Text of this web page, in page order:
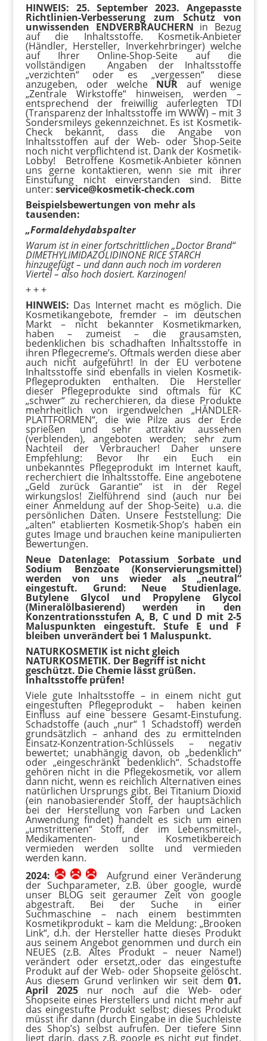
HINWEIS: 25. September 2023. Angepasste
Richtlinien-Verbesserung zum Schutz von
unwissenden ENDVERBRAUCHERN in Bezug
auf die Inhaltsstoffe. Kosmetik-Anbieter
(Händler, Hersteller, Inverkehrbringer) welche
auf Ihrer Online-Shop-Seite auf die
vollständigen Angaben der Inhaltsstoffe
„verzichten“ oder es „vergessen“ diese
anzugeben, oder welche NUR auf wenige
„Zentrale Wirkstoffe“ hinweisen, werden –
entsprechend der freiwillig auferlegten TDI
(Transparenz der Inhaltsstoffe im WWW) – mit 3
Sondersmileys gekennzeichnet. Es ist Kosmetik-
Check bekannt, dass die Angabe von
Inhaltsstoffen auf der Web- oder Shop-Seite
noch nicht verpflichtend ist. Dank der Kosmetik-
Lobby! Betroffene Kosmetik-Anbieter können
uns gerne kontaktieren, wenn sie mit ihrer
Einstufung nicht einverstanden sind. Bitte
unter: service@kosmetik-check.com
Beispielsbewertungen von mehr als
tausenden:
„Formaldehydabspalter
Warum ist in einer fortschrittlichen „Doctor Brand“
DIMETHYLIMIDAZOLIDINONE RICE STARCH
hinzugefügt – und dann auch noch im vorderen
Viertel – also hoch dosiert. Karzinogen!
+ + +
HINWEIS: Das Internet macht es möglich. Die
Kosmetikangebote, fremder – im deutschen
Markt – nicht bekannter Kosmetikmarken,
haben – zumeist – die grausamsten,
bedenklichen bis schadhaften Inhaltsstoffe in
ihren Pflegecreme’s. Oftmals werden diese aber
auch nicht aufgeführt! In der EU verbotene
Inhaltsstoffe sind ebenfalls in vielen Kosmetik-
Pflegeprodukten enthalten. Die Hersteller
dieser Pflegeprodukte sind oftmals für KC
„schwer“ zu recherchieren, da diese Produkte
mehrheitlich von irgendwelchen „HÄNDLER-
PLATTFORMEN“, die wie Pilze aus der Erde
sprießen und sehr attraktiv aussehen
(verblenden), angeboten werden; sehr zum
Nachteil der Verbraucher! Daher unsere
Empfehlung: Bevor Ihr ein Euch ein
unbekanntes Pflegeprodukt im Internet kauft,
recherchiert die Inhaltsstoffe. Eine angebotene
„Geld zurück Garantie“ ist in der Regel
wirkungslos! Zielführend sind (auch nur bei
einer Anmeldung auf der Shop-Seite) u.a. die
persönlichen Daten. Unsere Feststellung: Die
„alten“ etablierten Kosmetik-Shop’s haben ein
gutes Image und brauchen keine manipulierten
Bewertungen.
Neue Datenlage: Potassium Sorbate und
Sodium Benzoate (Konservierungsmittel)
werden von uns wieder als „neutral“
eingestuft. Grund: Neue Studienlage.
Butylene Glycol und Propylene Glycol
(Mineralölbasierend) werden in den
Konzentrationsstufen A, B, C und D mit 2-5
Maluspunkten eingestuft. Stufe E und F
bleiben unverändert bei 1 Maluspunkt.
NATURKOSMETIK ist nicht gleich
NATURKOSMETIK. Der Begriff ist nicht
geschützt. Die Chemie lässt grüßen.
Inhaltsstoffe prüfen!
Viele gute Inhaltsstoffe – in einem nicht gut
eingestuften Pflegeprodukt – haben keinen
Einfluss auf eine bessere Gesamt-Einstufung.
Schadstoffe (auch „nur“ 1 Schadstoff) werden
grundsätzlich – anhand des zu ermittelnden
Einsatz-Konzentration-Schlüssels – negativ
bewertet; unabhängig davon, ob „bedenklich“
oder „eingeschränkt bedenklich“. Schadstoffe
gehören nicht in die Pflegekosmetik, vor allem
dann nicht, wenn es reichlich Alternativen eines
natürlichen Ursprungs gibt. Bei Titanium Dioxid
(ein nanobasierender Stoff, der hauptsächlich
bei der Herstellung von Farben und Lacken
Anwendung findet) handelt es sich um einen
„umstrittenen“ Stoff, der im Lebensmittel-,
Medikamenten- und Kosmetikbereich
vermieden werden sollte und vermieden
werden kann.
2024:
Aufgrund einer Veränderung
der Suchparameter, z.B. über google, wurde
unser BLOG seit geraumer Zeit von google
abgestraft. Bei der Suche in einer
Suchmaschine – nach einem bestimmten
Kosmetikprodukt – kam die Meldung: „Brooken
Link“, d.h. der Hersteller hatte dieses Produkt
aus seinem Angebot genommen und durch ein
NEUES (z.B. Altes Produkt – neuer Name!)
verändert oder ersetzt,.oder das eingestufte
Produkt auf der Web- oder Shopseite gelöscht.
Aus diesem Grund verlinken wir seit dem01.
April 2025 nur noch auf die Web- oder
Shopseite eines Herstellers und nicht mehr auf
das eingestufte Produkt selbst; dieses Produkt
müsst ihr dann (durch Eingabe in die Suchleiste
des Shop’s) selbst aufrufen. Der tiefere Sinn
liegt darin, dass z.B. google es nicht gut findet,